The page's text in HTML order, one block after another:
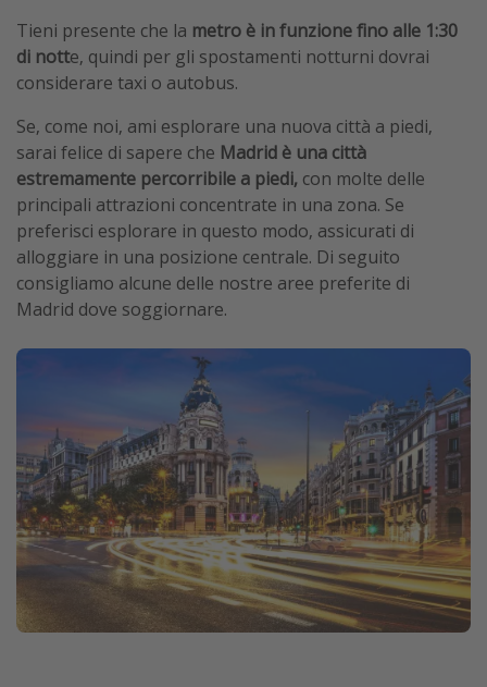
Tieni presente che la metro è in funzione fino alle 1:30
di notte, quindi per gli spostamenti notturni dovrai
considerare taxi o autobus.
Se, come noi, ami esplorare una nuova città a piedi,
sarai felice di sapere che Madrid è una città
estremamente percorribile a piedi, con molte delle
principali attrazioni concentrate in una zona. Se
preferisci esplorare in questo modo, assicurati di
alloggiare in una posizione centrale. Di seguito
consigliamo alcune delle nostre aree preferite di
Madrid dove soggiornare.